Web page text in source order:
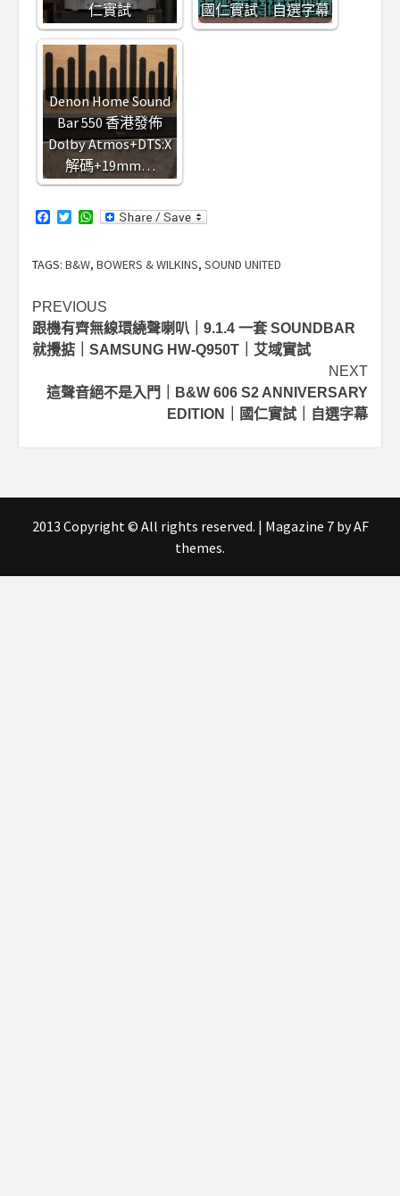
仁實試
國仁實試｜自選字幕
Denon Home Sound
Bar 550 香港發佈
Dolby Atmos+DTS:X
解碼+19mm…
Facebook
TwitterWhatsApp
TAGS: B&W, BOWERS & WILKINS, SOUND UNITED
Post
navigation
PREVIOUS
跟機有齊無線環繞聲喇叭｜9.1.4 一套 SOUNDBAR
就攪掂｜SAMSUNG HW-Q950T｜艾域實試
NEXT
這聲音絕不是入門｜B&W 606 S2 ANNIVERSARY
EDITION｜國仁實試｜自選字幕
2013 Copyright © All rights reserved. | Magazine 7by AF
themes.